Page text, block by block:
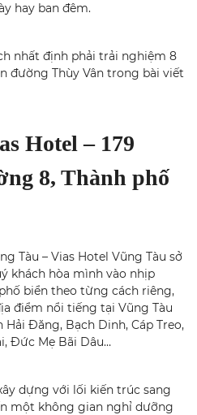
hay ban đêm.
nhất định phải trải nghiệm 8
đường Thùy Vân trong bài viết
Hotel – 179
8, Thành phố
Tàu – Vias Hotel Vũng Tàu sở
khách hòa mình vào nhịp
biển theo từng cách riêng,
điểm nổi tiếng tại Vũng Tàu
Đăng, Bạch Dinh, Cáp Treo,
Đức Mẹ Bãi Dâu…
dựng với lối kiến trúc sang
một không gian nghỉ dưỡng